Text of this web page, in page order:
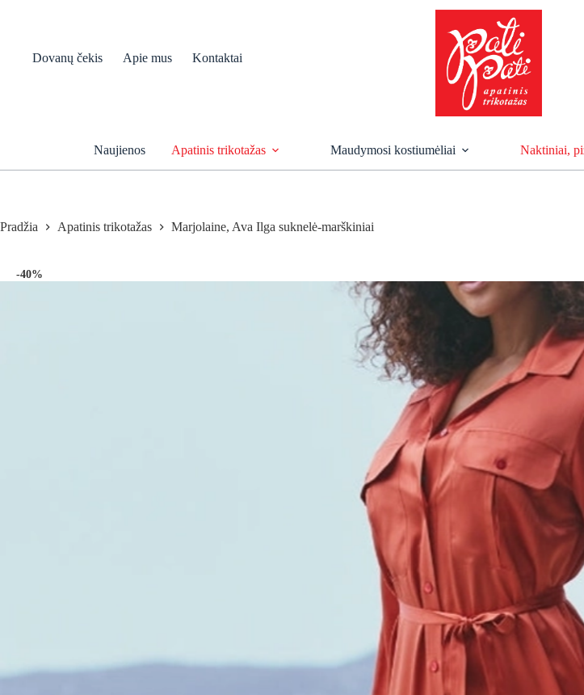
Dovanų čekis
Apie mus Kontaktai
Naujienos Apatinis trikotažas Maudymosi kostiumėliai Naktiniai,
Pradžia Apatinis trikotažas Marjolaine, Ava Ilga suknelė-marškiniai
-40%